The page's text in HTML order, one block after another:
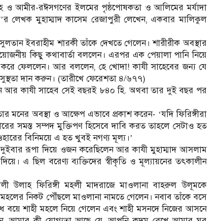
ও আমীর-রঈসগণের ইলমের পৃষ্ঠপোষকতা ও আলিমের মর্যাদা
’র লেখক মুহাম্মাদ কাসেম রেজাপুরী লেখেন, একবার মালিকুল
ইবরাহীম শারকী তাঁকে দেখতে গেলেন। শারীরীক অবস্থার
কিছু কথাবার্তা বললেন। এরপর এক পেয়ালা পানি নিয়ে
করে ফেললেন। আর বললেন, হে খোদা! কাযী সাহেবের জন্য যে
দান করুন। (তারীখে ফেরেশতা ৪/৬৭৭)
আর কাযী সাহেব সেই বছরই ৮৪০ হি. অথবা তার দুই বছর পর
মনের অবস্থা ও আক্ষেপ এভাবে প্রকাশ করেন- ‘যদি ফিরিঙ্গীরা
সমস্ত সম্পদ মুক্তিপণ হিসেবে দাবি করত তাহলে সেটাও হত
বিনিময়ে এ হত খুবই নগণ্য মূল্য।’
রূপা দিয়ে ওজন করেছিলেন আর কাযী মুহাম্মাদ আসলাম
এ ছিল বরেণ্য ব্যক্তিদের স্বীকৃতি ও মূল্যায়নের তৎকালীন
উলাহ ফিরিঙ্গী মহলী মাদরাজে মাওলানা বাহরুল উলূমকে
নিকট পৌঁছলে মাওলানা নামতে গেলেন। নবাব তাঁকে বসে
শাহী মহলে নিয়ে গেলেন এবং শাহী মসনদে নিজের আসনে